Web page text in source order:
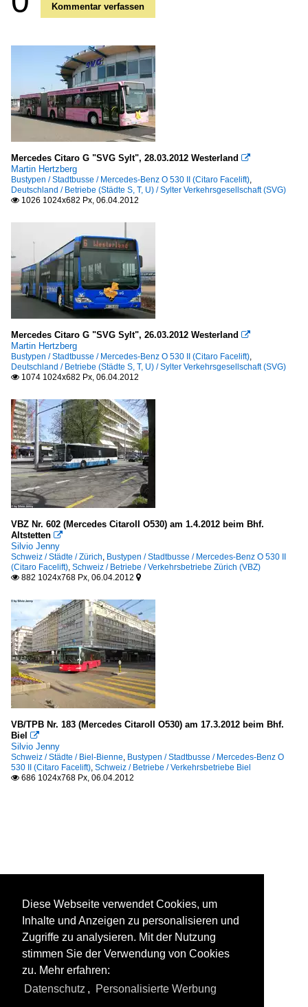
Kommentar verfassen
Mercedes Citaro G "SVG Sylt", 28.03.2012 Westerland 
Martin Hertzberg
Bustypen / Stadtbusse / Mercedes-Benz O 530 II (Citaro Facelift),
Deutschland / Betriebe (Städte S, T, U) / Sylter Verkehrsgesellschaft (SVG)
 1026 1024x682 Px, 06.04.2012
Mercedes Citaro G "SVG Sylt", 26.03.2012 Westerland 
Martin Hertzberg
Bustypen / Stadtbusse / Mercedes-Benz O 530 II (Citaro Facelift),
Deutschland / Betriebe (Städte S, T, U) / Sylter Verkehrsgesellschaft (SVG)
 1074 1024x682 Px, 06.04.2012
VBZ Nr. 602 (Mercedes CitaroII O530) am 1.4.2012 beim Bhf.
Altstetten 
Silvio Jenny
Schweiz / Städte / Zürich, Bustypen / Stadtbusse / Mercedes-Benz O 530 II
(Citaro Facelift), Schweiz / Betriebe / Verkehrsbetriebe Zürich (VBZ)
 882 1024x768 Px, 06.04.2012 
VB/TPB Nr. 183 (Mercedes CitaroII O530) am 17.3.2012 beim Bhf.
Biel

Silvio Jenny
Schweiz / Städte / Biel-Bienne, Bustypen / Stadtbusse / Mercedes-Benz O
530 II (Citaro Facelift), Schweiz / Betriebe / Verkehrsbetriebe Biel
 686 1024x768 Px, 06.04.2012
Diese Webseite verwendet Cookies, um
Inhalte und Anzeigen zu personalisieren und
Zugriffe zu analysieren. Mit der Nutzung
stimmen Sie der Verwendung von Cookies
zu. Mehr erfahren:
Datenschutz , Personalisierte Werbung